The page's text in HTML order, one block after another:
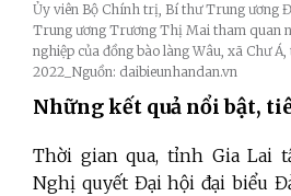
Ủy viên Bộ Chính trị, Bí thư Trung ương
Trung ương Trương Thị Mai tham quan
nghiệp của đồng bào làng Wâu, xã Chư
2022_Nguồn: daibieunhandan.vn
Những kết quả nổi bật,
Thời gian qua, tỉnh Gia Lai
Nghị quyết Đại hội đại biểu